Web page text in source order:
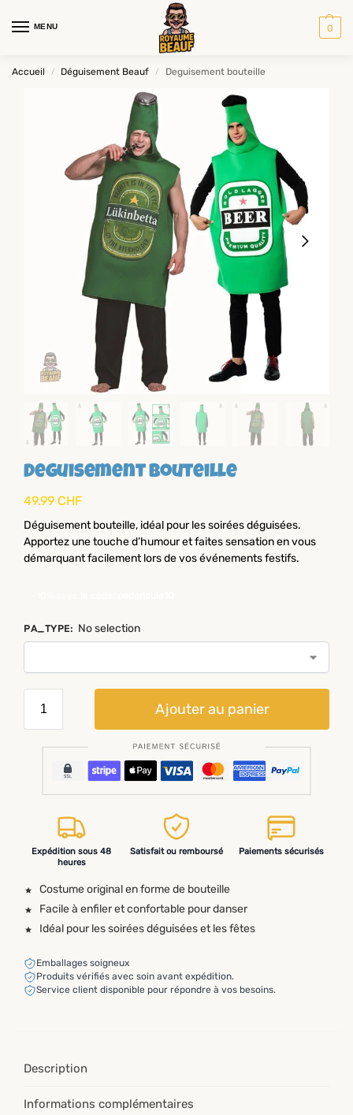
MENU 0
Accueil / Déguisement Beauf / Deguisement bouteille
Deguisement bouteille
49.99 CHF
Déguisement bouteille, idéal pour les soirées déguisées.
Apportez une touche d’humour et faites sensation en vous
démarquant facilement lors de vos événements festifs.
PA_TYPE: No selection
Ajouter au panier
Expédition sous 48
heures
Satisfait ou remboursé Paiements sécurisés
Costume original en forme de bouteille
Facile à enfiler et confortable pour danser
Idéal pour les soirées déguisées et les fêtes
Emballages soigneux
Produits vérifiés avec soin avant expédition.
Service client disponible pour répondre à vos besoins.
Description
Informations complémentaires